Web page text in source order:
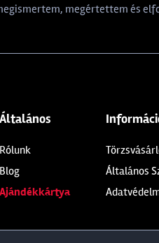
megértettem és
Általános
Rólunk
Blog
Ajándékkártya
Általános